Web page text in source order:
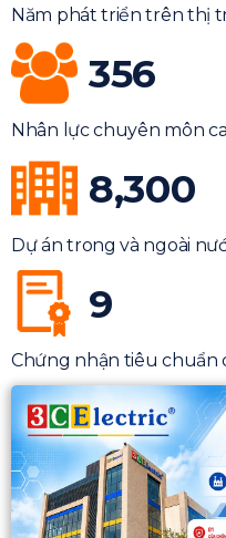
Năm phát triển trên thị
356
Nhân lực chuyên môn
8,300
Dự án trong và ngoài
9
Chứng nhận tiêu chuẩn